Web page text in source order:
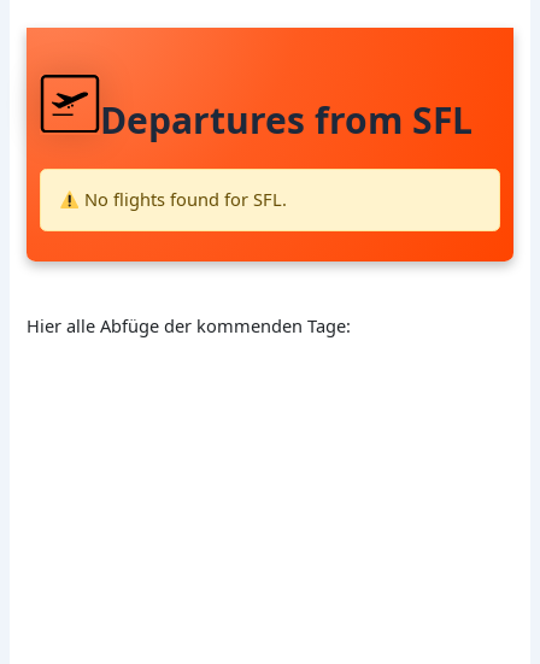
Departures from SFL
No flights found for SFL.
Hier alle Abfüge der kommenden Tage: